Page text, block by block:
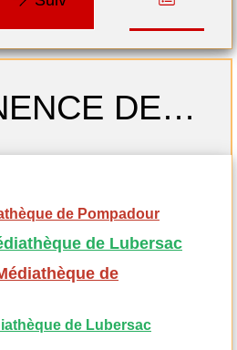
nombreux
en
gratuit
PERMANENCE DES SAMEDIS MAI-JUIN 2026
de Pompadour
de Lubersac
de
de Lubersac